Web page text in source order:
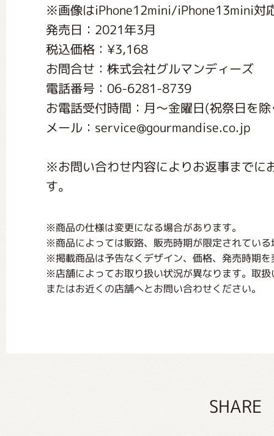
※画像はiPhone12mini/iPhone13mini対
発売日：2021年3月
税込価格：¥3,168
お問合せ：株式会社グルマンディーズ
電話番号：06-6281-8739
お電話受付時間：月〜金曜日(祝祭日を
メール：service@gourmandise.co.jp
※お問い合わせ内容によりお返事までに
す。
※商品の仕様は変更になる場合があります。
※商品によっては販路、販売時期が限定されてい
※掲載商品は予告なくデザイン、価格、発売時期
※店舗によってお取り扱い状況が異なります。取
またはお近くの店舗へとお問い合わせください。
SHARE
くまのがっこう 家庭科部